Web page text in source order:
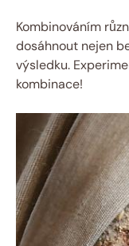
Kombinováním
dosáhnout ‍nejen
výsledku.
kombinace!